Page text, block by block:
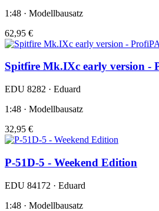
1:48 · Modellbausatz
62,95 €
Spitfire Mk.IXc early version -
EDU 8282 · Eduard
1:48 · Modellbausatz
32,95 €
P-51D-5 - Weekend Edition
EDU 84172 · Eduard
1:48 · Modellbausatz